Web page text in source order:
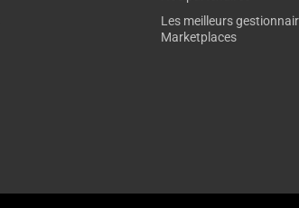
Les meilleurs
Marketplaces